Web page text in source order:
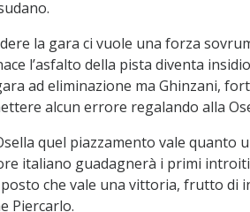
la gara ci vuole una forza
l’asfalto della pista diventa
ad eliminazione ma Ghinzani,
alcun errore regalando alla
quel piazzamento vale quanto
italiano guadagnerà i primi introiti
che vale una vittoria, frutto di
Piercarlo.